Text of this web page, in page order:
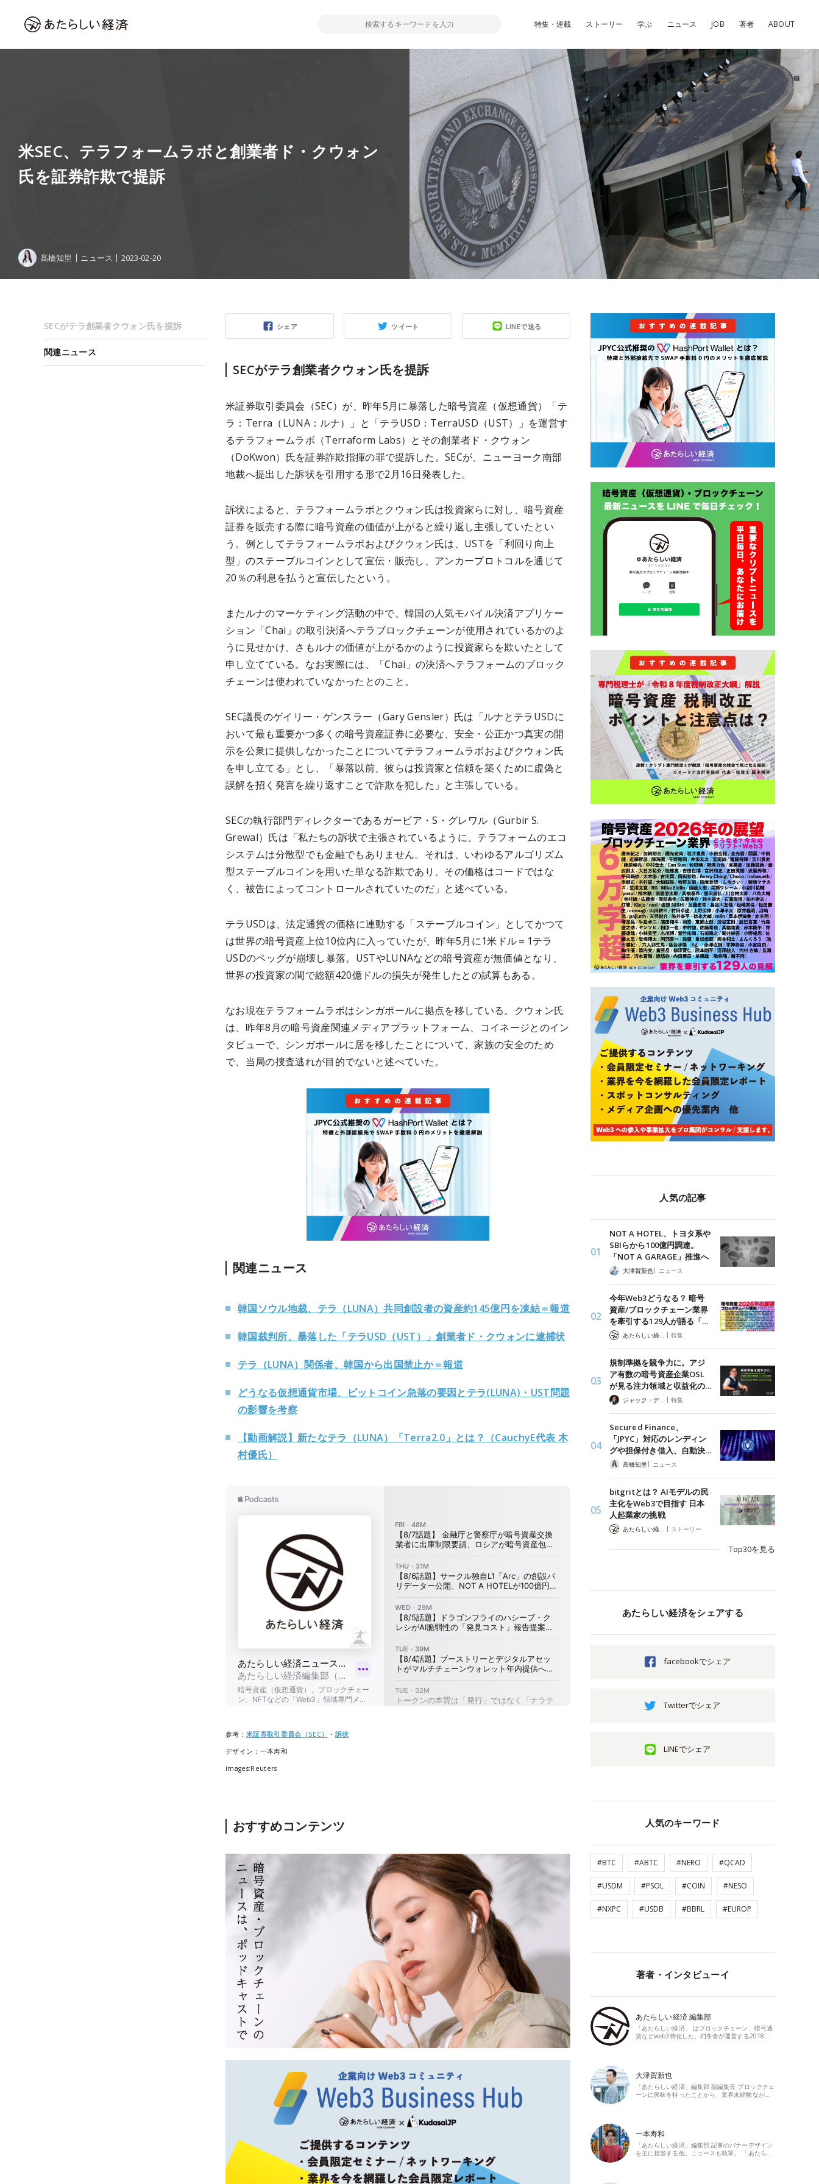
特集・連載 ストーリー 学ぶ ニュース JOB 著者 ABOUT
米SEC、テラフォームラボと創業者ド・クウォン
氏を証券詐欺で提訴
髙橋知里 ニュース 2023-02-20
シェア ツイート LINEで送る
SECがテラ創業者クウォン氏を提訴
米証券取引委員会（SEC）が、昨年5月に暴落した暗号資産（仮想通貨）「テ
ラ：Terra（LUNA：ルナ）」と「テラUSD：TerraUSD（UST）」を運営す
るテラフォームラボ（Terraform Labs）とその創業者ド・クウォン
（DoKwon）氏を証券詐欺指揮の罪で提訴した。SECが、ニューヨーク南部
地裁へ提出した訴状を引用する形で2月16日発表した。
訴状によると、テラフォームラボとクウォン氏は投資家らに対し、暗号資産
証券を販売する際に暗号資産の価値が上がると繰り返し主張していたとい
う。例としてテラフォームラボおよびクウォン氏は、USTを「利回り向上
型」のステーブルコインとして宣伝・販売し、アンカープロトコルを通じて
20％の利息を払うと宣伝したという。
またルナのマーケティング活動の中で、韓国の人気モバイル決済アプリケー
ション「Chai」の取引決済へテラブロックチェーンが使用されているかのよ
うに見せかけ、さもルナの価値が上がるかのように投資家らを欺いたとして
申し立てている。なお実際には、「Chai」の決済へテラフォームのブロック
チェーンは使われていなかった とのこと。
SEC議長のゲイリー・ゲンスラー（Gary Gensler）氏は「ルナとテラUSDに
おいて最も重要かつ多くの暗号資産証券に必要な、安全・公正かつ真実の開
示を公衆に提供しなかったことについてテラフォームラボおよびクウォン氏
を申し立てる」とし、「暴落以前、彼らは投資家と信頼を築くために虚偽と
誤解を招く発言を繰り返すことで詐欺を犯した」と主張している。
SECの執行部門ディレクターであるガービア・S・グレワル（Gurbir S.
Grewal）氏は「私たちの訴状で主張されているように、テラフォームのエコ
システムは分散型でも金融でもありません。それは、いわゆるアルゴリズム
型ステーブルコインを用いた単なる詐欺であり、その価格はコードではな
く、被告によってコントロールされていたのだ」と述べている。
テラUSDは、法定通貨の価格に連動する「ステーブルコイン」としてかつて
は世界の暗号資産上位10位内に入っていたが、昨年5月に1米ドル＝1テラ
USDのペッグが崩壊し暴落。USTやLUNAなどの暗号資産が無価値となり、
世界の投資家の間で総額420億ドルの損失が発生したとの試算もある。
なお現在テラフォームラボはシンガポールに拠点を移している。クウォン氏
は、昨年8月の暗号資産関連メディアプラットフォーム、コイネージとのイン
タビューで、シンガポールに居を移したことについて、家族の安全のため
で、当局の捜査逃れが目的でないと述べていた。
関連ニュース
韓国ソウル地裁、テラ（LUNA）共同創設者の資産約145億円を凍結＝報道
韓国裁判所、暴落した「テラUSD（UST）」創業者ド・クウォンに逮捕状
テラ（LUNA）関係者、韓国から出国禁止か＝報道
どうなる仮想通貨市場、ビットコイン急落の要因とテラ(LUNA)・UST問題
の影響を考察
【動画解説】新たなテラ（LUNA）「Terra2.0」とは？（CauchyE代表 木
村優氏）
参考： 米証券取引委員会（SEC） ・ 訴状
デザイン：一本寿和
images:Reuters
おすすめコンテンツ
SECがテラ創業者クウォン氏を提訴
関連ニュース
人気の記事
NOT A HOTEL、トヨタ系や
SBIらから100億円調達。
「NOT A GARAGE」推進へ
大津賀新也| ニュース
今年Web3どうなる？ 暗号
資産/ブロックチェーン業界
を牽引する129人が語る「…
| 特集
規制準拠を競争力に。アジ
ア有数の暗号資産企業OSL
が見る注力領域と収益化の…
ジャック・デロン（Jack Derong） | 特集
Secured Finance、
「JPYC」対応のレンディン
グや担保付き借入、自動決…
髙橋知里 | ニュース
bitgritとは？ AIモデルの民
主化をWeb3で目指す 日本
人起業家の挑戦
| ストーリー
Top30を見る
あたらしい経済をシェアする
facebookでシェア
Twitterでシェア
LINEでシェア
人気のキーワード
#BTC #ABTC #NERO #QCAD
#USDM #PSOL #COIN #NESO
#NXPC #USDB #BBRL #EUROP
著者・インタビューイ
あたらしい経済 編集部
「あたらしい経済」 はブロックチェーン、暗号通
貨などweb3特化した、幻冬舎が運営する2018…
大津賀新也
「あたらしい経済」編集部 副編集長 ブロックチェ
ーンに興味を持ったことから、業界未経験なが…
一本寿和
「あたらしい経済」編集部 記事のバナーデザイン
を主に担当する他、ニュースも執筆。 「あたら…